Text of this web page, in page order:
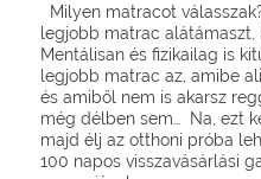
Milyen matracot
legjobb matrac alátámaszt,
Mentálisan és fizikailag is
legjobb matrac az, amibe
és amiből nem is akarsz
még délben sem… Na, ezt
majd élj az otthoni próba
100 napos visszavásárlási